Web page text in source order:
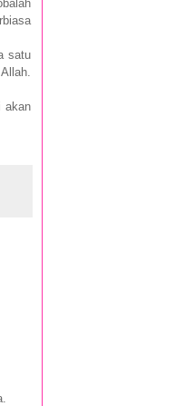
satu
akan